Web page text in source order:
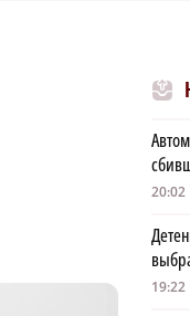
20:02
19:22